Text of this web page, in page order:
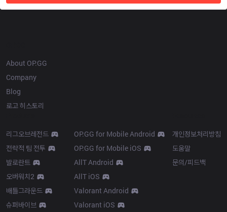
About OP.GG
Company
Blog
로고 히스토리
리그오브레전드
전략적 팀 전투
발로란트
오버워치2
배틀그라운드
슈퍼바이브
OP.GG for Mobile Android
OP.GG for Mobile iOS
AllT Android
AllT iOS
Valorant Android
Valorant iOS
개인정보처리방침
도움말
문의/피드백